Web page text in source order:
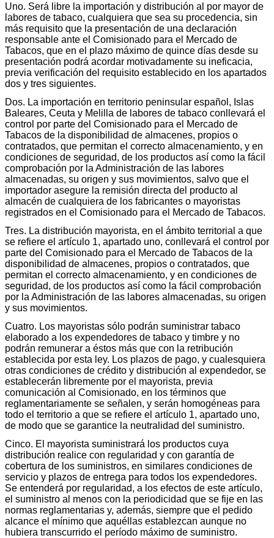
Uno. Será libre la importación y distribución al por mayor de
labores de tabaco, cualquiera que sea su procedencia, sin
más requisito que la presentación de una declaración
responsable ante el Comisionado para el Mercado de
Tabacos, que en el plazo máximo de quince días desde su
presentación podrá acordar motivadamente su ineficacia,
previa verificación del requisito establecido en los apartados
dos y tres siguientes.
Dos. La importación en territorio peninsular español, Islas
Baleares, Ceuta y Melilla de labores de tabaco conllevará el
control por parte del Comisionado para el Mercado de
Tabacos de la disponibilidad de almacenes, propios o
contratados, que permitan el correcto almacenamiento, y en
condiciones de seguridad, de los productos así como la fácil
comprobación por la Administración de las labores
almacenadas, su origen y sus movimientos, salvo que el
importador asegure la remisión directa del producto al
almacén de cualquiera de los fabricantes o mayoristas
registrados en el Comisionado para el Mercado de Tabacos.
Tres. La distribución mayorista, en el ámbito territorial a que
se refiere el artículo 1, apartado uno, conllevará el control por
parte del Comisionado para el Mercado de Tabacos de la
disponibilidad de almacenes, propios o contratados, que
permitan el correcto almacenamiento, y en condiciones de
seguridad, de los productos así como la fácil comprobación
por la Administración de las labores almacenadas, su origen
y sus movimientos.
Cuatro. Los mayoristas sólo podrán suministrar tabaco
elaborado a los expendedores de tabaco y timbre y no
podrán remunerar a éstos más que con la retribución
establecida por esta ley. Los plazos de pago, y cualesquiera
otras condiciones de crédito y distribución al expendedor, se
establecerán libremente por el mayorista, previa
comunicación al Comisionado, en los términos que
reglamentariamente se señalen, y serán homogéneas para
todo el territorio a que se refiere el artículo 1, apartado uno,
de modo que se garantice la neutralidad del suministro.
Cinco. El mayorista suministrará los productos cuya
distribución realice con regularidad y con garantía de
cobertura de los suministros, en similares condiciones de
servicio y plazos de entrega para todos los expendedores.
Se entenderá por regularidad, a los efectos de este artículo,
el suministro al menos con la periodicidad que se fije en las
normas reglamentarias y, además, siempre que el pedido
alcance el mínimo que aquéllas establezcan aunque no
hubiera transcurrido el período máximo de suministro.